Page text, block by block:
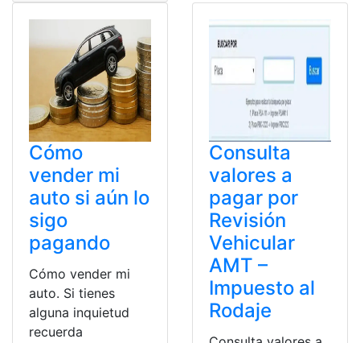
Cómo
vender mi
auto si aún lo
sigo
pagando
Cómo vender mi
auto. Si tienes
alguna inquietud
recuerda
Consulta
valores a
pagar por
Revisión
Vehicular
AMT –
Impuesto al
Rodaje